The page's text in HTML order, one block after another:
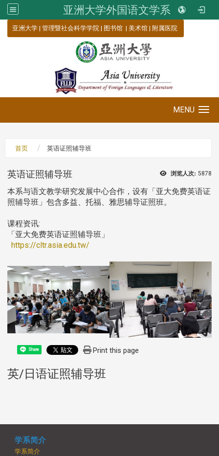
亚洲大学外国语文学系
亚洲大学 | 管理暨社会科学学院 | 图书馆 | 美术馆 | 附属医院
MENU
首页 英语证照辅导班
浏览人次: 5878
英语证照辅导班
本系与语文教学研究发展中心合作，设有「亚大免费英语证
照辅导班」包含多益、托福、雅思辅导证照班。
课程资讯:
「亚大免费英语证照辅导班」
https://cltr.asia.edu.tw/
Share Print this page
英/日语证照辅导班
学系简介
学系简介